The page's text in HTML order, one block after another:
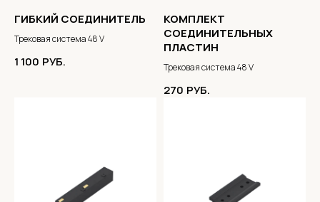
ГИБКИЙ СОЕДИНИТЕЛЬ
Трековая система 48 V
1 100 РУБ.
КОМПЛЕКТ
СОЕДИНИТЕЛЬНЫХ
ПЛАСТИН
Трековая система 48 V
270 РУБ.